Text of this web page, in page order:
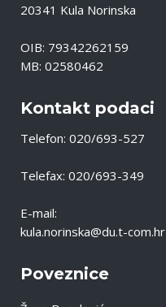
20341 Kula Norinska
OIB: 79342262159
MB: 02580462
Kontakt podaci
Telefon: 020/693-527
Telefax: 020/693-349
E-mail:
kula.norinska@du.t-com.hr
Poveznice